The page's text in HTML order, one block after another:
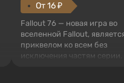
От 16 ₽
Fallout 76 — новая игра во
вселенной Fallout,
приквелом ко всем без
исключения частям серии.